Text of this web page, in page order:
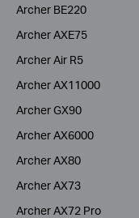
Archer BE220
Archer AXE75
Archer Air R5
Archer AX11000
Archer GX90
Archer AX6000
Archer AX80
Archer AX73
Archer AX72 Pro